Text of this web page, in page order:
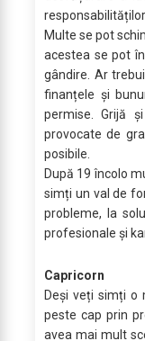
Multe se pot
acestea se pot
gândire. Ar
finanțele și
permise. Grijă
provocate de
posibile.
După 19 încolo
simți un val de
probleme, la
profesionale și
Capricorn
Deși veți simți o
peste cap prin
avea mai mult